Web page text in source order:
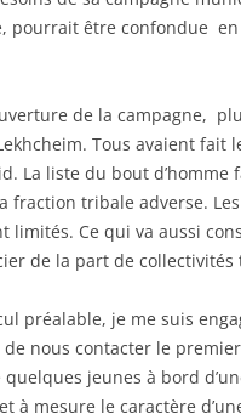
pourrait être confondue
de la campagne,
Tous avaient fait
La liste du bout
fraction tribale adverse.
limités. Ce qui va aussi
de la part de collectivités
préalable, je me suis
nous contacter le
quelques jeunes à bord
à mesure le caractère